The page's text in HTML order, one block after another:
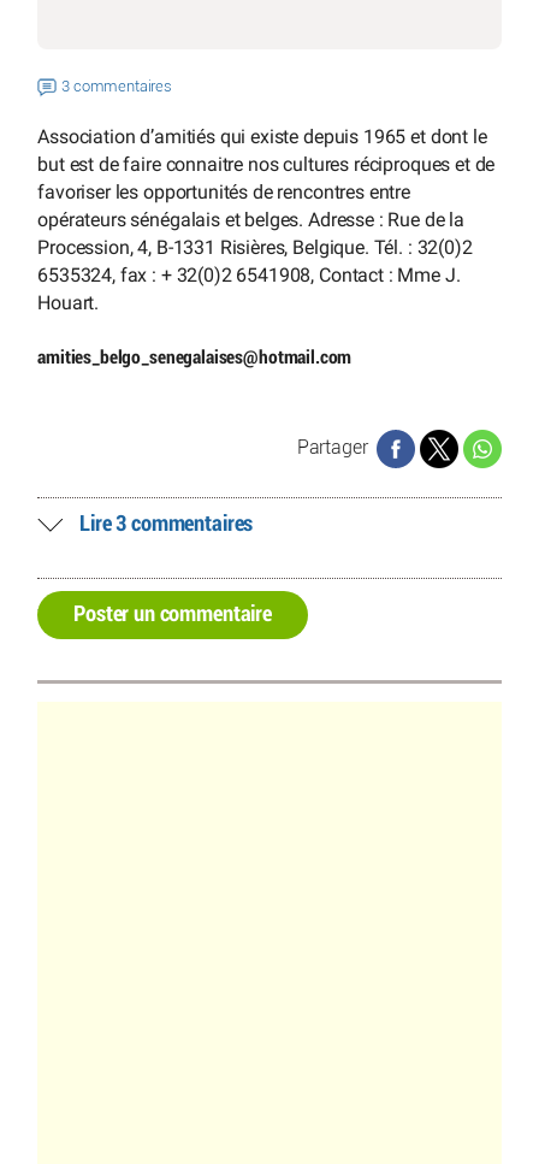
3 commentaires
Association d’amitiés qui existe depuis 1965 et dont le
but est de faire connaitre nos cultures réciproques et de
favoriser les opportunités de rencontres entre
opérateurs sénégalais et belges. Adresse : Rue de la
Procession, 4, B-1331 Risières, Belgique. Tél. : 32(0)2
6535324, fax : + 32(0)2 6541908, Contact : Mme J.
Houart.
amities_belgo_senegalaises@hotmail.com
Partager
Lire 3 commentaires
Poster un commentaire